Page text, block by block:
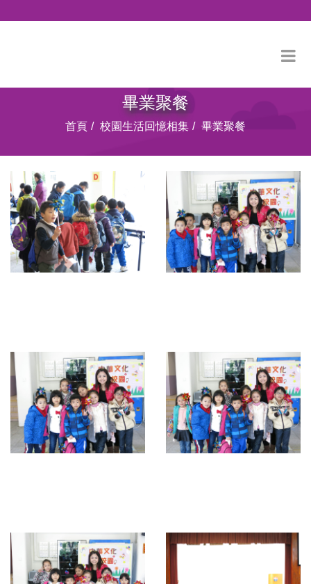
畢業聚餐
首頁 校園生活回憶相集 畢業聚餐